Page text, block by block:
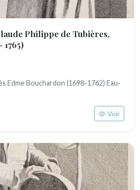
Philippe de Tubières,
1765)
Edme Bouchardon (1698-1762) Eau-
Voir